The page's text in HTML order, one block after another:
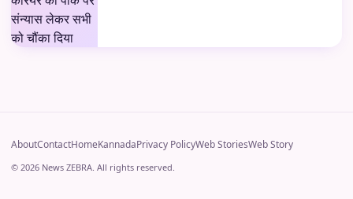
AboutContactHomeKannadaPrivacy PolicyWeb StoriesWeb Story
© 2026 News ZEBRA. All rights reserved.